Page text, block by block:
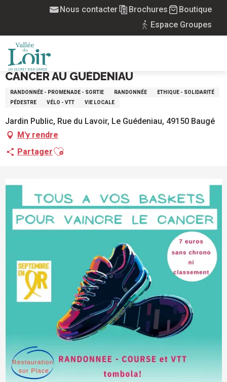
principal
Nous contacter Brochures
Boutique
Espace Groupes
Tous à vos baskets pour vaincre le cancer au Guédeniau
Dimanche 6 septembre à 08:00
TOUS À VOS BASKETS POUR VAINCRE LE
CANCER AU GUÉDENIAU
RANDONNÉE - PROMENADE - SORTIE RANDONNÉE
ETHIQUE - SOLIDARITÉ
PÉDESTRE
VÉLO - VTT VIE LOCALE
Jardin Public, Rue du Lavoir, Le Guédeniau, 49150 Baugé
M'y rendre
PartagerAjouter aux favoris